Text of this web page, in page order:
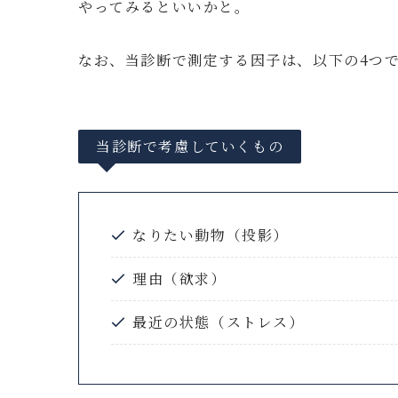
やってみるといいかと。
なお、当診断で測定する因子は、以下の4つ
当診断で考慮していくもの
なりたい動物（投影）
理由（欲求）
最近の状態（ストレス）